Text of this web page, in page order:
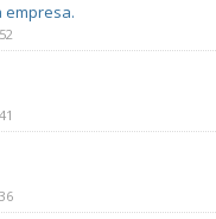
empresa.